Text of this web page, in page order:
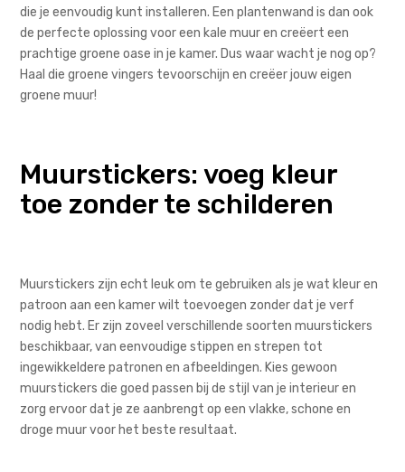
die je eenvoudig kunt installeren. Een plantenwand is dan ook
de perfecte oplossing voor een kale muur en creëert een
prachtige groene oase in je kamer. Dus waar wacht je nog op?
Haal die groene vingers tevoorschijn en creëer jouw eigen
groene muur!
Muurstickers: voeg kleur
toe zonder te schilderen
Muurstickers zijn echt leuk om te gebruiken als je wat kleur en
patroon aan een kamer wilt toevoegen zonder dat je verf
nodig hebt. Er zijn zoveel verschillende soorten muurstickers
beschikbaar, van eenvoudige stippen en strepen tot
ingewikkeldere patronen en afbeeldingen. Kies gewoon
muurstickers die goed passen bij de stijl van je interieur en
zorg ervoor dat je ze aanbrengt op een vlakke, schone en
droge muur voor het beste resultaat.